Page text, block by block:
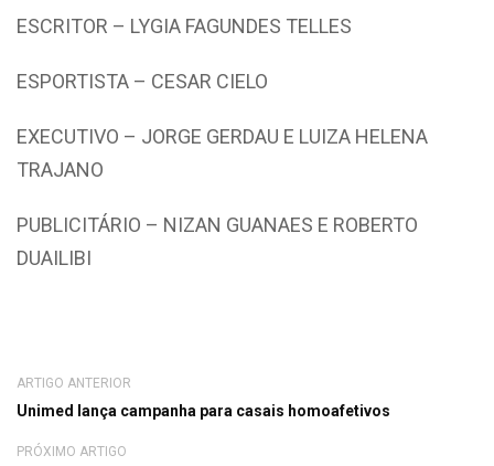
ESCRITOR – LYGIA FAGUNDES TELLES
ESPORTISTA – CESAR CIELO
EXECUTIVO – JORGE GERDAU E LUIZA HELENA
TRAJANO
PUBLICITÁRIO – NIZAN GUANAES E ROBERTO
DUAILIBI
ARTIGO ANTERIOR
Unimed lança campanha para casais homoafetivos
PRÓXIMO ARTIGO